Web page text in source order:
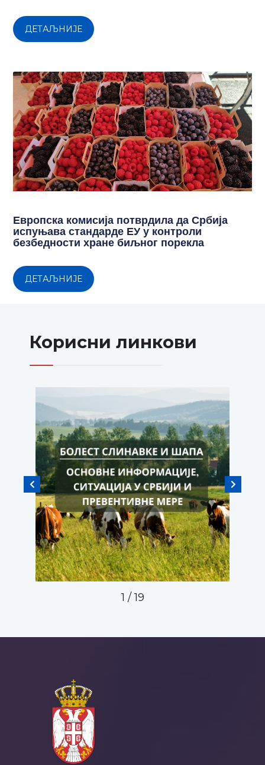
ДЕТАЉНИЈЕ
Европска комисија потврдила да Србија
испуњава стандарде ЕУ у контроли
безбедности хране биљног порекла
ДЕТАЉНИЈЕ
Корисни линкови
2 / 19